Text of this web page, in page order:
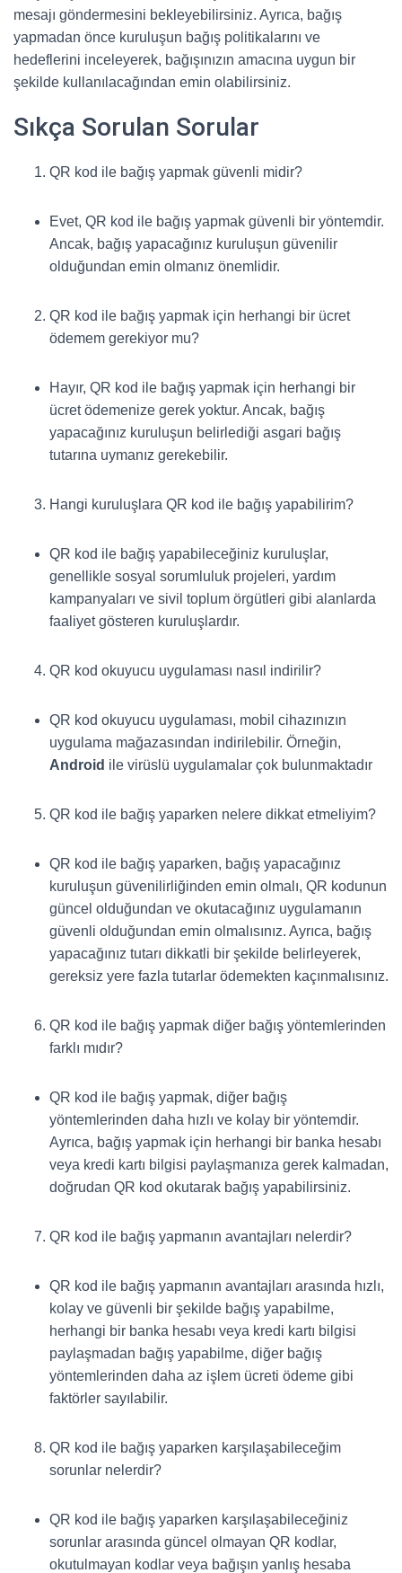
mesajı göndermesini bekleyebilirsiniz. Ayrıca, bağış
yapmadan önce kuruluşun bağış politikalarını ve
hedeflerini inceleyerek, bağışınızın amacına uygun bir
şekilde kullanılacağından emin olabilirsiniz.
Sıkça Sorulan Sorular
QR kod ile bağış yapmak güvenli midir?
Evet, QR kod ile bağış yapmak güvenli bir yöntemdir.
Ancak, bağış yapacağınız kuruluşun güvenilir
olduğundan emin olmanız önemlidir.
QR kod ile bağış yapmak için herhangi bir ücret
ödemem gerekiyor mu?
Hayır, QR kod ile bağış yapmak için herhangi bir
ücret ödemenize gerek yoktur. Ancak, bağış
yapacağınız kuruluşun belirlediği asgari bağış
tutarına uymanız gerekebilir.
Hangi kuruluşlara QR kod ile bağış yapabilirim?
QR kod ile bağış yapabileceğiniz kuruluşlar,
genellikle sosyal sorumluluk projeleri, yardım
kampanyaları ve sivil toplum örgütleri gibi alanlarda
faaliyet gösteren kuruluşlardır.
QR kod okuyucu uygulaması nasıl indirilir?
QR kod okuyucu uygulaması, mobil cihazınızın
uygulama mağazasından indirilebilir. Örneğin,
Android ile virüslü uygulamalar çok bulunmaktadır
QR kod ile bağış yaparken nelere dikkat etmeliyim?
QR kod ile bağış yaparken, bağış yapacağınız
kuruluşun güvenilirliğinden emin olmalı, QR kodunun
güncel olduğundan ve okutacağınız uygulamanın
güvenli olduğundan emin olmalısınız. Ayrıca, bağış
yapacağınız tutarı dikkatli bir şekilde belirleyerek,
gereksiz yere fazla tutarlar ödemekten kaçınmalısınız.
QR kod ile bağış yapmak diğer bağış yöntemlerinden
farklı mıdır?
QR kod ile bağış yapmak, diğer bağış
yöntemlerinden daha hızlı ve kolay bir yöntemdir.
Ayrıca, bağış yapmak için herhangi bir banka hesabı
veya kredi kartı bilgisi paylaşmanıza gerek kalmadan,
doğrudan QR kod okutarak bağış yapabilirsiniz.
QR kod ile bağış yapmanın avantajları nelerdir?
QR kod ile bağış yapmanın avantajları arasında hızlı,
kolay ve güvenli bir şekilde bağış yapabilme,
herhangi bir banka hesabı veya kredi kartı bilgisi
paylaşmadan bağış yapabilme, diğer bağış
yöntemlerinden daha az işlem ücreti ödeme gibi
faktörler sayılabilir.
QR kod ile bağış yaparken karşılaşabileceğim
sorunlar nelerdir?
QR kod ile bağış yaparken karşılaşabileceğiniz
sorunlar arasında güncel olmayan QR kodlar,
okutulmayan kodlar veya bağışın yanlış hesaba